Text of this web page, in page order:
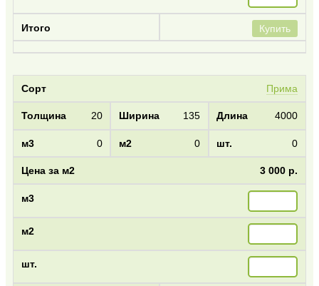
Купить
Прима
20 135 4000
0 0 0
3 000 р.